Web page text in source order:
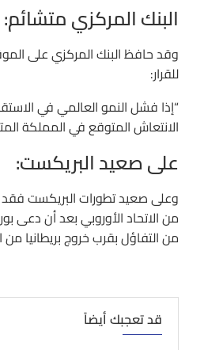
البنك المركزي متشائم:
وقد حافظ البنك المركزي على
للقرار:
“إذا فشل النمو العالمي في
الانتعاش المتوقع في المملكة
على صعيد البريكست:
وعلى صعيد تطورات البريكست فقد
من التفاؤل بقرب خروج بريطانيا من
قد تعجبك أيضاً